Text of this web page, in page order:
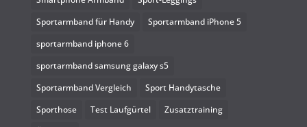
Sportarmband für Handy
Sportarmband iPhone 5
sportarmband iphone 6
sportarmband samsung galaxy s5
Sportarmband Vergleich
Sport Handytasche
Sporthose
Test Laufgürtel
Zusatztraining